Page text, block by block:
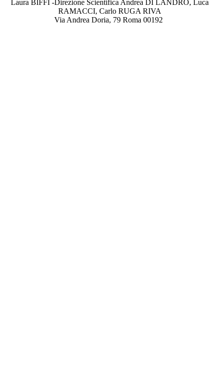
Laura BIFFI -Direzione Scientifica Andrea DI LANDRO, Luca
RAMACCI, Carlo RUGA RIVA
Via Andrea Doria, 79 Roma 00192